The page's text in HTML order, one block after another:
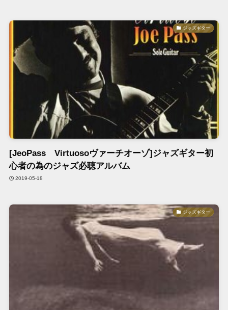
ジャズギター
[JeoPass Virtuosoヴァーチオーゾ]ジャズギター初
心者の為のジャズ必聴アルバム
2019-05-18
ジャズギター